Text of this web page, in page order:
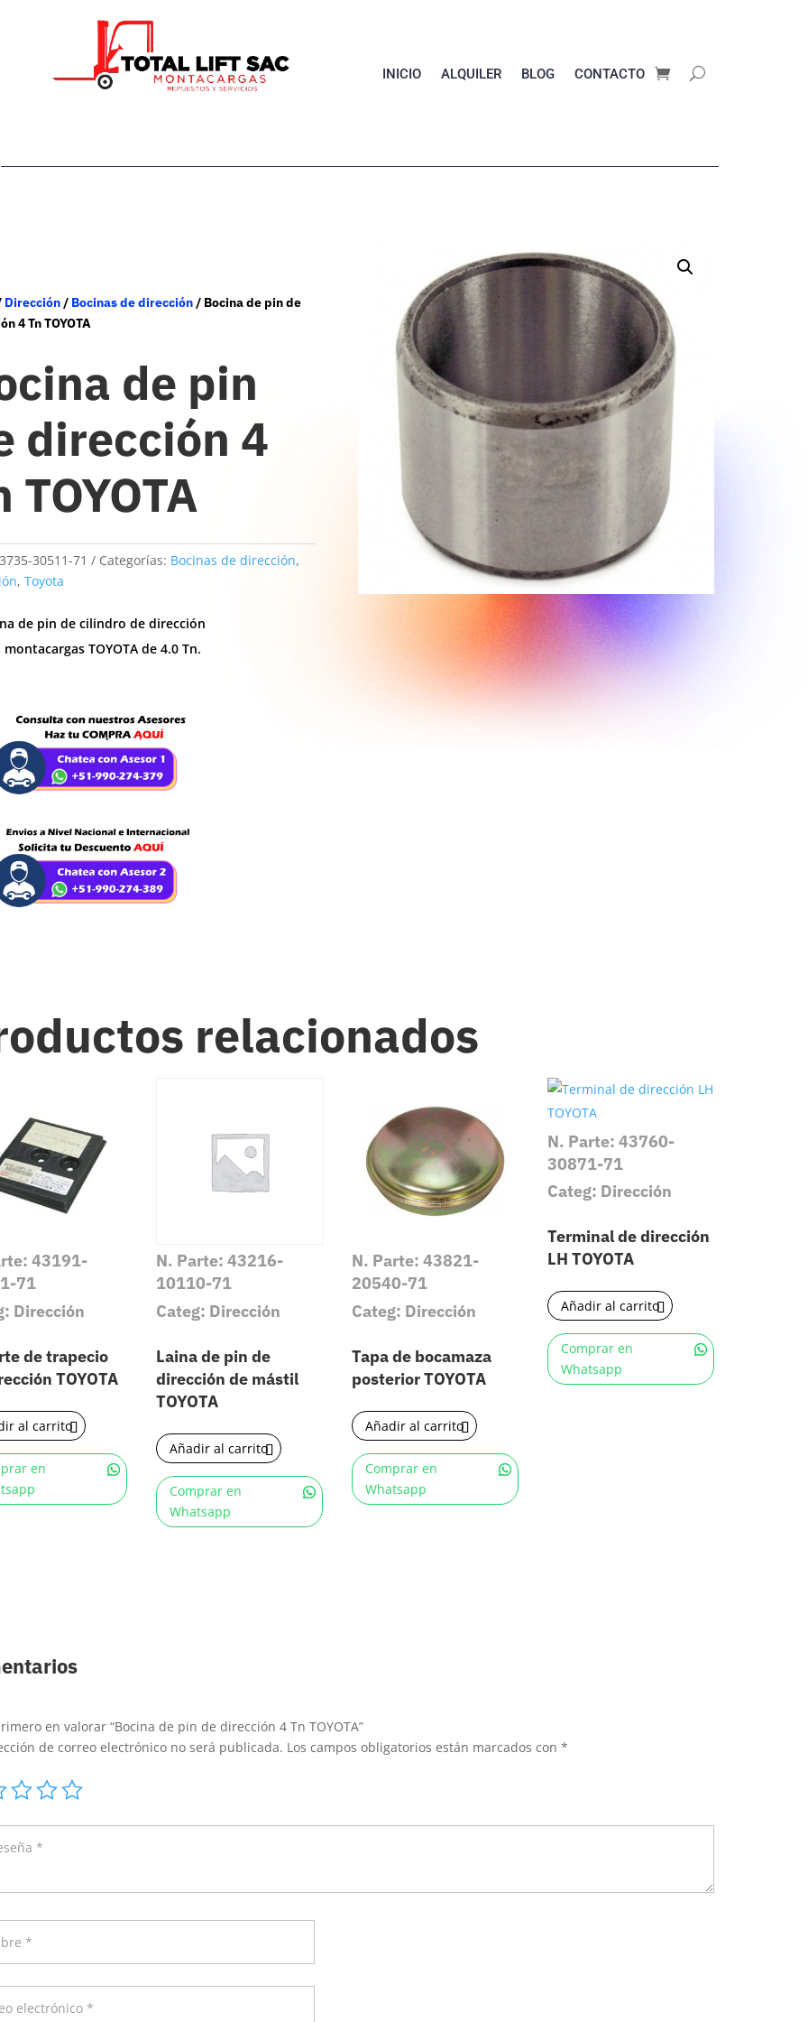
INICIO ALQUILER BLOG CONTACTO
Dirección/ Bocinas de dirección/ Bocina de pin de
4 Tn TOYOTA
de pin
dirección 4
TOYOTA
30511-71 Categorías: Bocinas de dirección,
,Toyota
de pin de cilindro de dirección
montacargas TOYOTA de 4.0 Tn.
relacionados
43191-
71
Dirección
de trapecio
TOYOTA
al carrito
en
N. Parte: 43216-
10110-71
Categ: Dirección
Laina de pin de
dirección de mástil
TOYOTA
Añadir al carrito
Comprar en
Whatsapp
N. Parte: 43821-
20540-71
Categ: Dirección
Tapa de bocamaza
posterior TOYOTA
Añadir al carrito
Comprar en
Whatsapp
N. Parte: 43760-
30871-71
Categ: Dirección
Terminal de dirección
LH TOYOTA
Añadir al carrito
Comprar en
Whatsapp
en valorar “Bocina de pin de dirección 4 Tn TOYOTA”
de correo electrónico no será publicada. Los campos obligatorios están marcados con*